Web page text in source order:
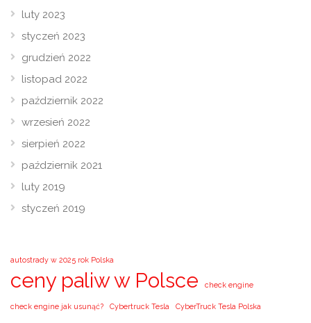
luty 2023
styczeń 2023
grudzień 2022
listopad 2022
październik 2022
wrzesień 2022
sierpień 2022
październik 2021
luty 2019
styczeń 2019
autostrady w 2025 rok Polska
ceny paliw w Polsce check engine
check engine jak usunąć? Cybertruck Tesla CyberTruck Tesla Polska